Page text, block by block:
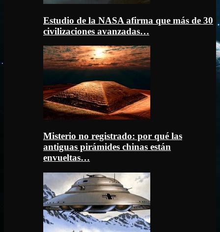
Estudio de la NASA afirma que más de 30
civilizaciones avanzadas…
Misterio no registrado: por qué las
antiguas pirámides chinas están
envueltas…